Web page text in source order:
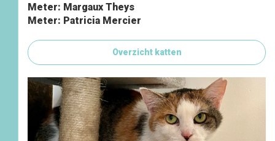
Meter: Margaux Theys
Meter: Patricia Mercier
Overzicht katten